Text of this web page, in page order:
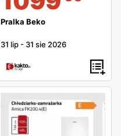
Pralka Beko
31 lip - 31 sie 2026